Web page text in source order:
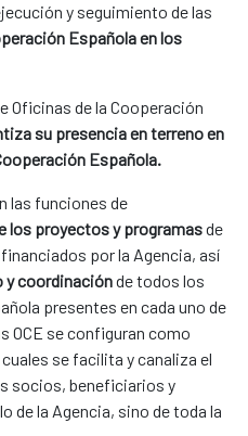
y seguimiento de las
Española en los
Oficinas de la Cooperación
su presencia en terreno en
Española.
los proyectos y programas de
por la Agencia, así
y coordinación de todos los
presentes en cada uno de
se facilita y canaliza el
socios, beneficiarios y
de la Agencia, sino de toda la